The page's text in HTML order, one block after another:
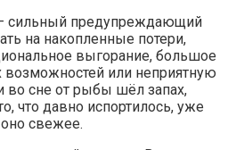
сильный предупреждающий
на накопленные потери,
выгорание, большое
или неприятную
во сне от рыбы шёл запах,
что давно испортилось, уже
свежее.